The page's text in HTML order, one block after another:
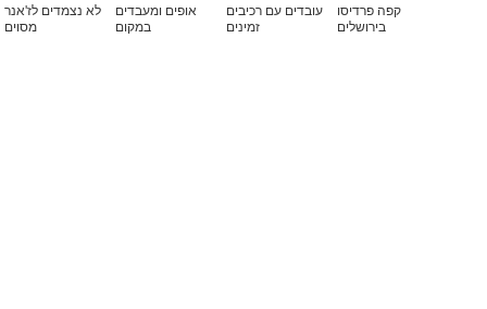
קפה פרדיסו
בירושלים
עובדים עם רכיבים
זמינים
אופים ומעבדים
במקום
לא נצמדים לז'אנר
מסוים